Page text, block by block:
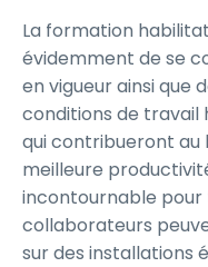
La formation
évidemment de se
en vigueur ainsi que
conditions de travail
qui contribueront
meilleure
incontournable
collaborateurs
sur des installations